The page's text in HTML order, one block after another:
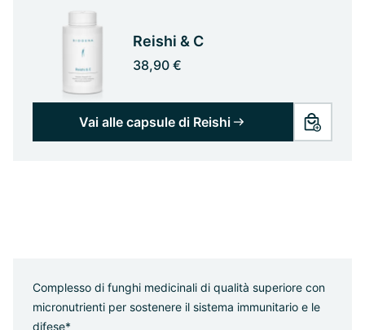
Reishi & C
38,90 €
Vai alle capsule di Reishi
Complesso di funghi medicinali di qualità superiore con
micronutrienti per sostenere il sistema immunitario e le
difese*